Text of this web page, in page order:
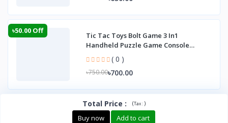
৳50.00 Off
Tic Tac Toys Bolt Game 3 In1
Handheld Puzzle Game Console
Portable Child Board G
( 0 )
৳750.00৳700.00
Total Price : (Tax :)
Buy now Add to cart